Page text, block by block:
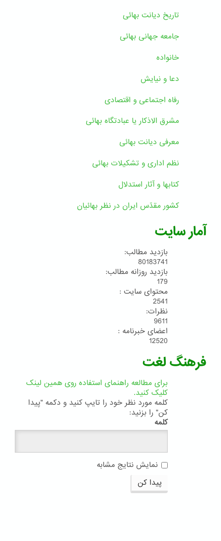
تاریخ دیانت بهائی
جامعه جهانی بهائی
خانواده
دعا و نیایش
رفاه اجتماعی و اقتصادی
مشرق الاذکار یا عبادتگاه بهائی
معرفی دیانت بهائی
نظم اداری و تشکیلات بهائی
کتابها و آثار استدلال
کشور مقدّس ایران در نظر بهائیان
آمار سایت
بازدید مطالب:
80183741
بازدید روزانه مطالب:
179
محتوای سایت :
2541
نظرات:
9611
اعضای خبرنامه :
12520
فرهنگ لغت
برای مطالعه راهنمای استفاده روی همین لینک
کلیک کنید.
کلمه مورد نظر خود را تایپ کنید و دکمه "پیدا
کن" را بزنید:
کلمه
نمایش نتایج مشابه
پیدا کن